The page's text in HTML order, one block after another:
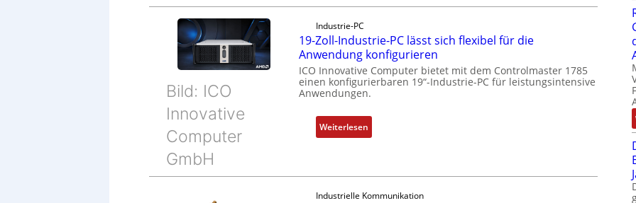
a
u
s
g
e
i
s
e
Bild: ICO
Innovative
Computer
GmbH
Industrie-PC
19-Zoll-Industrie-PC lässt sich flexibel für die
Anwendung konfigurieren
ICO Innovative Computer bietet mit dem Controlmaster 1785
einen konfigurierbaren 19“-Industrie-PC für leistungsintensive
Anwendungen.
Weiterlesen:
1
o
Industrielle Kommunikation